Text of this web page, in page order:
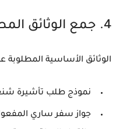
4. جمع الوثائق المطلوبة
الوثائق الأساسية
نموذج طلب تأشيرة
جواز سفر ساري